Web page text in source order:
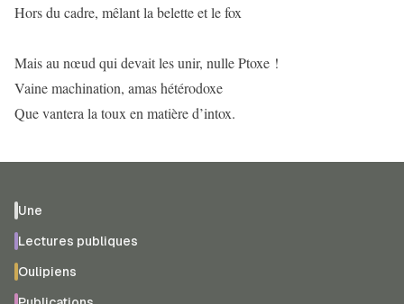
Hors du cadre, mêlant la belette et le fox
Mais au nœud qui devait les unir, nulle Ptoxe !
Vaine machination, amas hétérodoxe
Que vantera la toux en matière d’intox.
Une
Lectures publiques
Oulipiens